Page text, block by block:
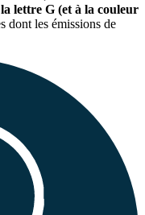
la lettre G (et à la couleur
dont les émissions de